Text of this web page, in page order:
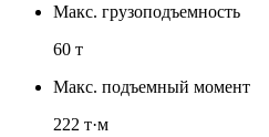
Макс. грузоподъемность
60 т
Макс. подъемный момент
222 т·м